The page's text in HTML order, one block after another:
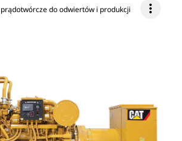
do odwiertów i produkcji more_vert